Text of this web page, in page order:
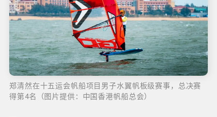
郑清然在十五运会帆船项目男子水翼帆板级赛事，总决赛
得第4名（图片提供：中国香港帆船总会）